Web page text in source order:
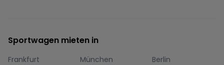
Sportwagen mieten in
Frankfurt München
Berlin